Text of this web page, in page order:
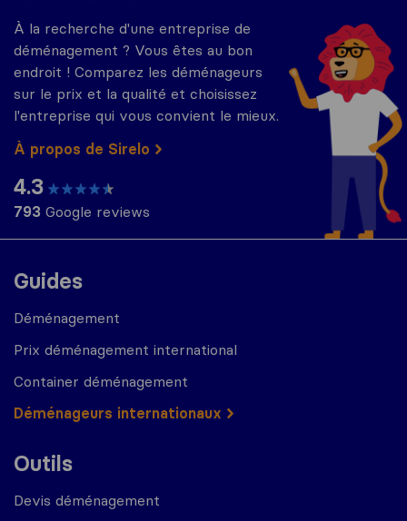
Guides
Déménagement
Prix déménagement international
Container déménagement
Déménageurs internationaux
Outils
Devis déménagement
À la recherche d'une entreprise de
déménagement ? Vous êtes au bon
endroit ! Comparez les déménageurs
sur le prix et la qualité et choisissez
l'entreprise qui vous convient le mieux.
À propos de Sirelo
4.3
793 Google reviews